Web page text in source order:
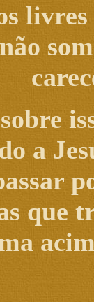
a
que